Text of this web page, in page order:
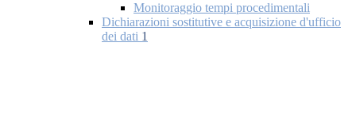
Monitoraggio tempi procedimentali
Dichiarazioni sostitutive e acquisizione d'ufficio
dei dati 1